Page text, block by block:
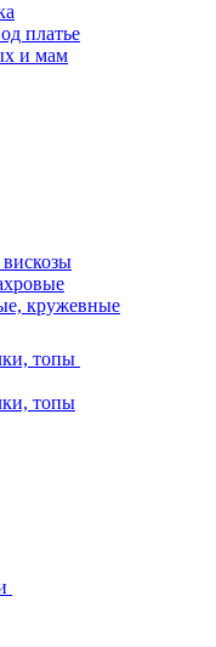
платье
и мам
кружевные
топы
топы